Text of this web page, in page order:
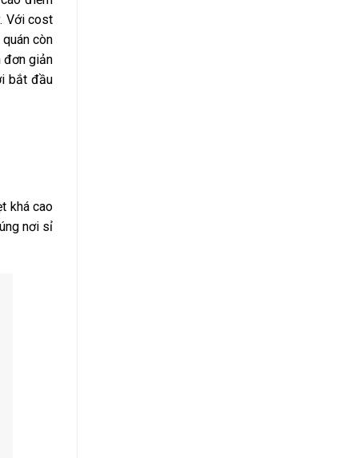
Với cost
còn
đơn giản
bắt đầu
khá cao
nơi sỉ